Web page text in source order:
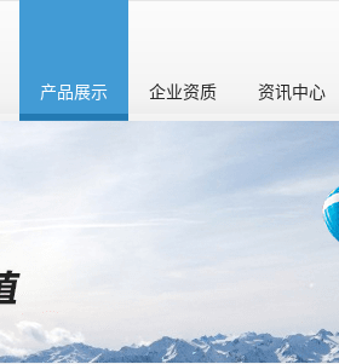
产品展示 企业资质 资讯中心